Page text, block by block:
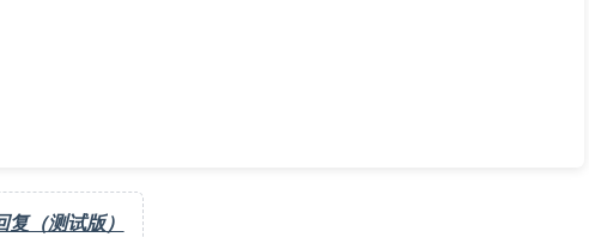
（测试版）